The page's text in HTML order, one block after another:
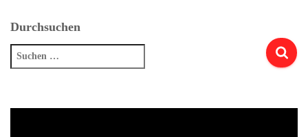
Durchsuchen
Suchen
nach: